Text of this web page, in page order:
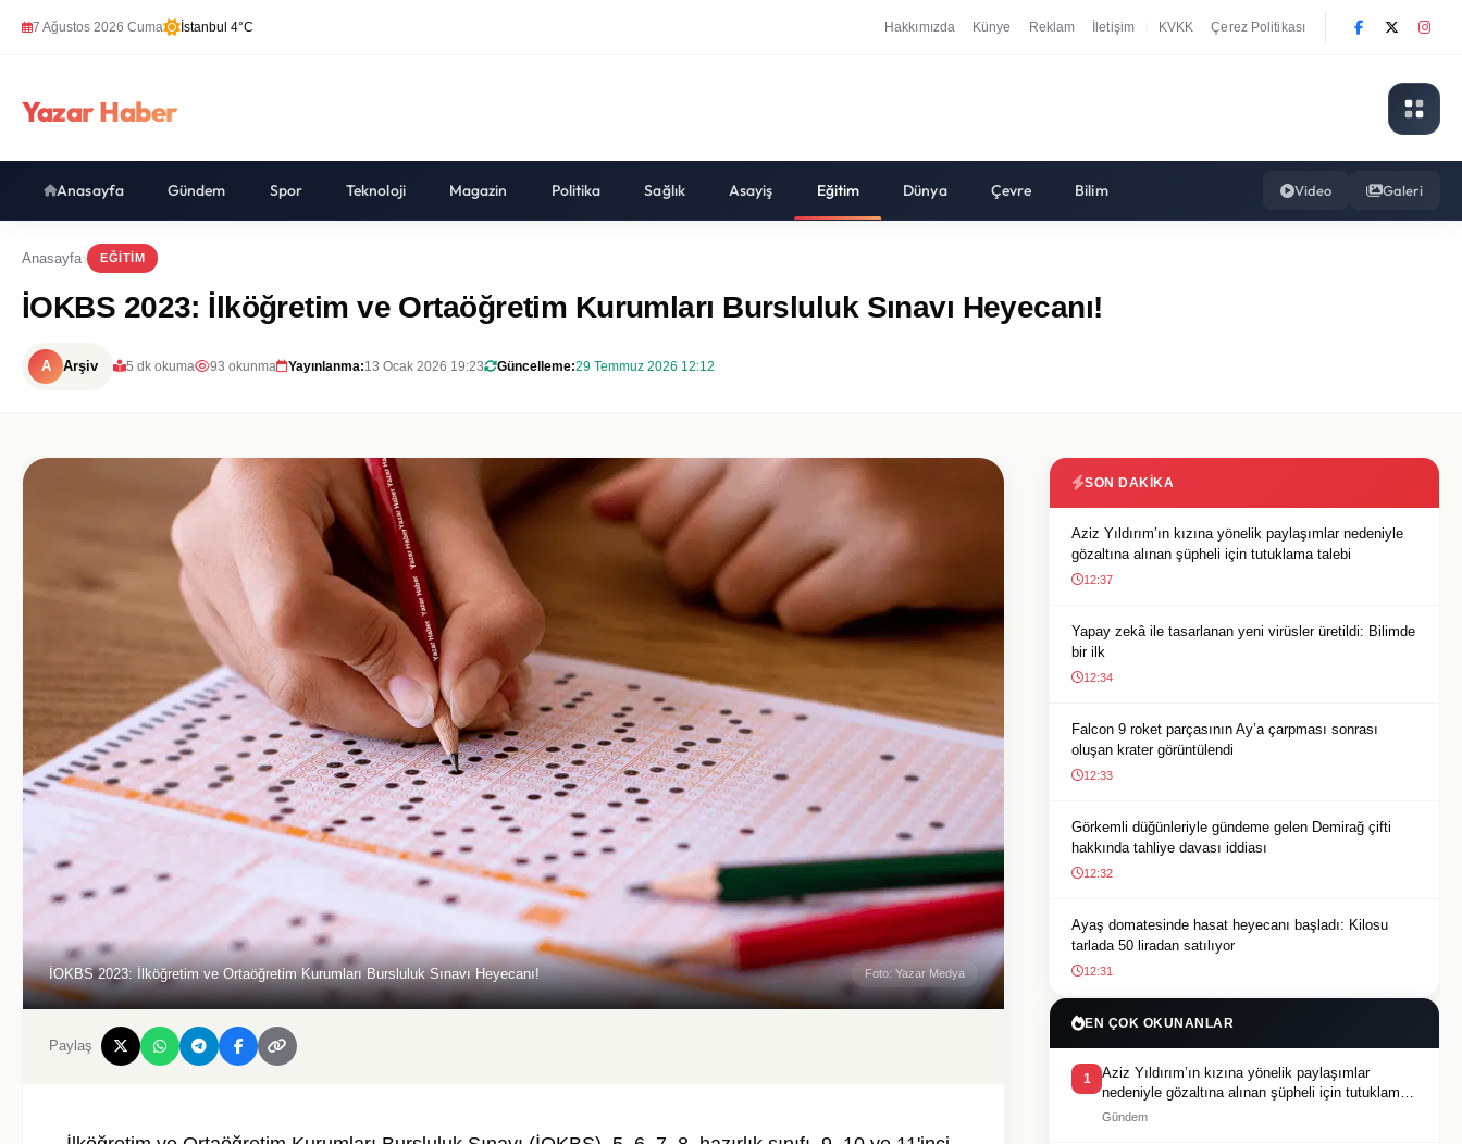
7 Ağustos 2026 Cuma İstanbul 4°C Hakkımızda Künye Reklam İletişim KVKK Çerez Politikası
Yazar Haber
Anasayfa Gündem Spor Teknoloji Magazin Politika Sağlık Asayiş Eğitim Dünya Çevre Bilim Video Galeri
Anasayfa EĞITIM
İOKBS 2023: İlköğretim ve Ortaöğretim Kurumları Bursluluk Sınavı Heyecanı!
A Arşiv 5 dk okuma 93 okunma Yayınlanma:13 Ocak 2026 19:23 Güncelleme:29 Temmuz 2026 12:12
İOKBS 2023: İlköğretim ve Ortaöğretim Kurumları Bursluluk Sınavı Heyecanı! Foto: Yazar Medya
Paylaş
SON DAKIKA
Aziz Yıldırım’ın kızına yönelik paylaşımlar nedeniyle
gözaltına alınan şüpheli için tutuklama talebi
12:37
Yapay zekâ ile tasarlanan yeni virüsler üretildi: Bilimde
bir ilk
12:34
Falcon 9 roket parçasının Ay’a çarpması sonrası
oluşan krater görüntülendi
12:33
Görkemli düğünleriyle gündeme gelen Demirağ çifti
hakkında tahliye davası iddiası
12:32
Ayaş domatesinde hasat heyecanı başladı: Kilosu
tarlada 50 liradan satılıyor
12:31
EN ÇOK OKUNANLAR
1
Aziz Yıldırım’ın kızına yönelik paylaşımlar
nedeniyle gözaltına alınan şüpheli için tutuklama
talebi
Gündem